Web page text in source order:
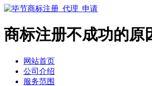
商标注册不成功的原
网站首页
公司介绍
服务范围